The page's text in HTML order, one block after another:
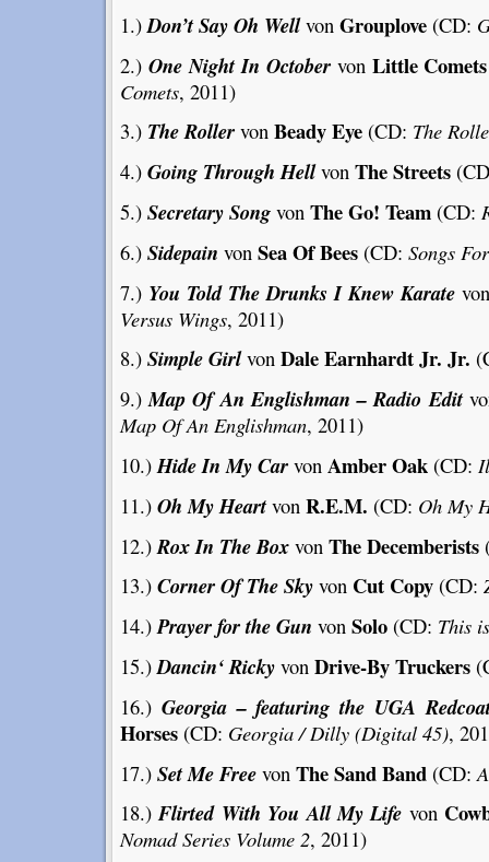
1.)Don’t Say Oh Wellvon Grouplove(CD:
2.) One Night In Octobervon Little Comets
Comets, 2011)
3.) The Rollervon Beady Eye(CD: The
4.) Going Through Hellvon The Streets
5.) Secretary Songvon The Go! Team(CD:
6.) Sidepain von Sea Of Bees(CD: Songs
7.) You Told The Drunks I Knew Karate
Versus Wings, 2011)
8.) Simple Girlvon Dale Earnhardt Jr. Jr.
9.)Map Of An Englishman – Radio Edit
Map Of An Englishman, 2011)
10.)Hide In My Carvon Amber Oak(CD:
11.) Oh My Heartvon R.E.M. (CD: Oh My
12.)Rox In The Boxvon The Decemberists
13.) Corner Of The Skyvon Cut Copy(CD:
14.)Prayer for the Gun von Solo(CD: This
15.)Dancin‘ Rickyvon Drive-By Truckers
16.) Georgia – featuring the UGA
Horses(CD: Georgia / Dilly (Digital 45),
17.) Set Me Freevon The Sand Band(CD:
18.)Flirted With You All My Life von
Nomad Series Volume 2, 2011)